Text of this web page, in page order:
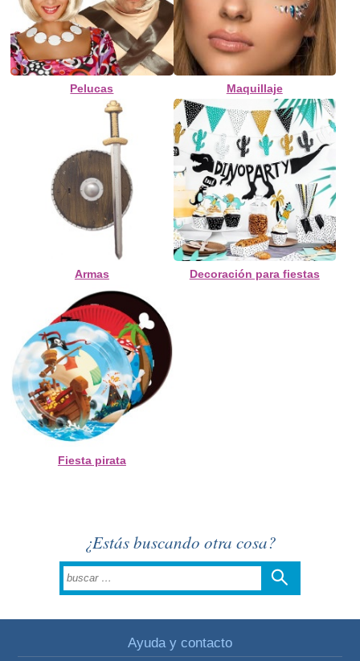
Pelucas Maquillaje
Armas Decoración para fiestas
Fiesta pirata
¿Estás buscando otra cosa?
Ayuda y contacto